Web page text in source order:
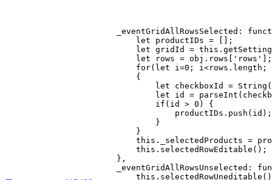
_eventGridAllRowsSelected:
let productIDs = [];
let gridId =
let rows = obj.rows['rows'];
for(let i=0; i<rows.length;
{
let checkboxId =
let id =
if(id > 0) {
productIDs.push(id);
}
}
this._selectedProducts =
this.selectedRowEditable();
},
_eventGridAllRowsUnselected: